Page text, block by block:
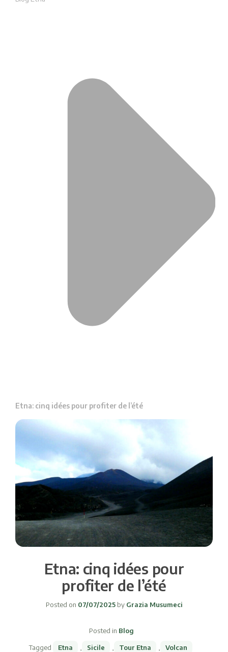
Etna: cinq idées pour profiter de l’été
Etna: cinq idées pour
profiter de l’été
Posted on 07/07/2025byGrazia Musumeci
Posted in Blog
Tagged Etna Sicile Tour Etna Volcan